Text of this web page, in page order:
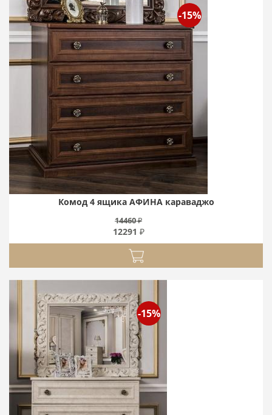
-15%
Комод 4 ящика АФИНА караваджо
14460 ₽
12291 ₽
-15%